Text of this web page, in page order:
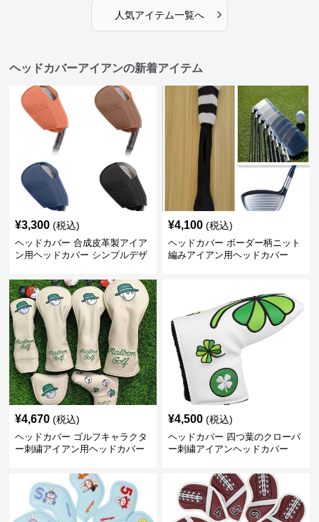
人気アイテム一覧へ ›
ヘッドカバーアイアンの新着アイテム
¥3,300 (税込)
ヘッドカバー 合成皮革製アイア
ン用ヘッドカバー シンプルデザ
¥4,100 (税込)
ヘッドカバー ボーダー柄ニット
編みアイアン用ヘッドカバー
¥4,670 (税込)
ヘッドカバー ゴルフキャラクタ
ー刺繍アイアン用ヘッドカバー
¥4,500 (税込)
ヘッドカバー 四つ葉のクローバ
ー刺繍アイアンヘッドカバー